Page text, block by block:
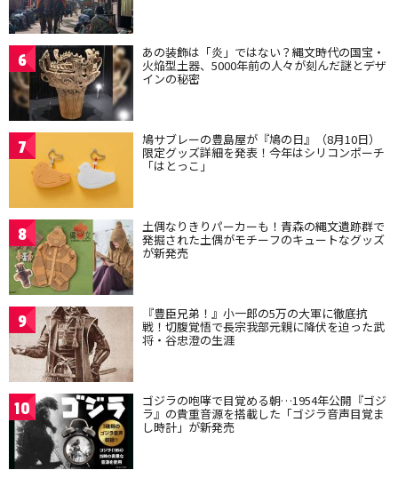
6 あの装飾は「炎」ではない？縄文時代の国宝・
火焔型土器、5000年前の人々が刻んだ謎とデザ
インの秘密
7 鳩サブレーの豊島屋が『鳩の日』（8月10日）
限定グッズ詳細を発表！今年はシリコンポーチ
「はとっこ」
8 土偶なりきりパーカーも！青森の縄文遺跡群で
発掘された土偶がモチーフのキュートなグッズ
が新発売
9 『豊臣兄弟！』小一郎の5万の大軍に徹底抗
戦！切腹覚悟で長宗我部元親に降伏を迫った武
将・谷忠澄の生涯
10 ゴジラの咆哮で目覚める朝…1954年公開『ゴジ
ラ』の貴重音源を搭載した「ゴジラ音声目覚ま
し時計」が新発売